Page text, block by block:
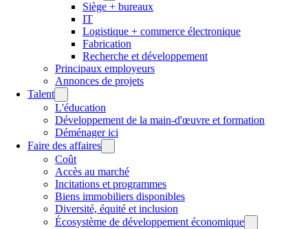
Siège + bureaux
IT
Logistique + commerce électronique
Fabrication
Recherche et développement
Principaux employeurs
Annonces de projets
Talent
L'éducation
Développement de la main-d'œuvre et formation
Déménager ici
Faire des affaires
Coût
Accès au marché
Incitations et programmes
Biens immobiliers disponibles
Diversité, équité et inclusion
Écosystème de développement économique